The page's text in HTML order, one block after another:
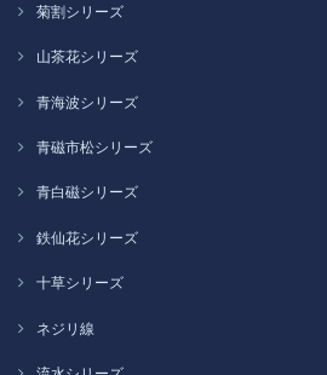
菊割シリーズ
山茶花シリーズ
青海波シリーズ
青磁市松シリーズ
青白磁シリーズ
鉄仙花シリーズ
十草シリーズ
ネジリ線